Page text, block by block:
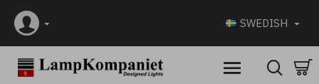
SWEDISH